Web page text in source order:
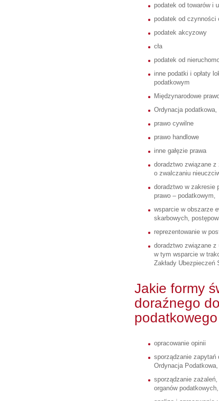
podatek od towarów i
podatek od czynności
podatek akcyzowy
cła
podatek od
inne podatki i opłaty
podatkowym
Międzynarodowe
Ordynacja
prawo cywilne
prawo handlowe
inne gałęzie prawa
doradztwo związane
o zwalczaniu
doradztwo w zakresie
prawo – podatkowym,
wsparcie w obszarze
skarbowych,
reprezentowanie w
doradztwo związane z
w tym wsparcie w
Zakłady Ubezpieczeń
Jakie formy
doraźnego
opracowanie opinii
sporządzanie zapytań
Ordynacja Podatkowa,
sporządzanie
organów